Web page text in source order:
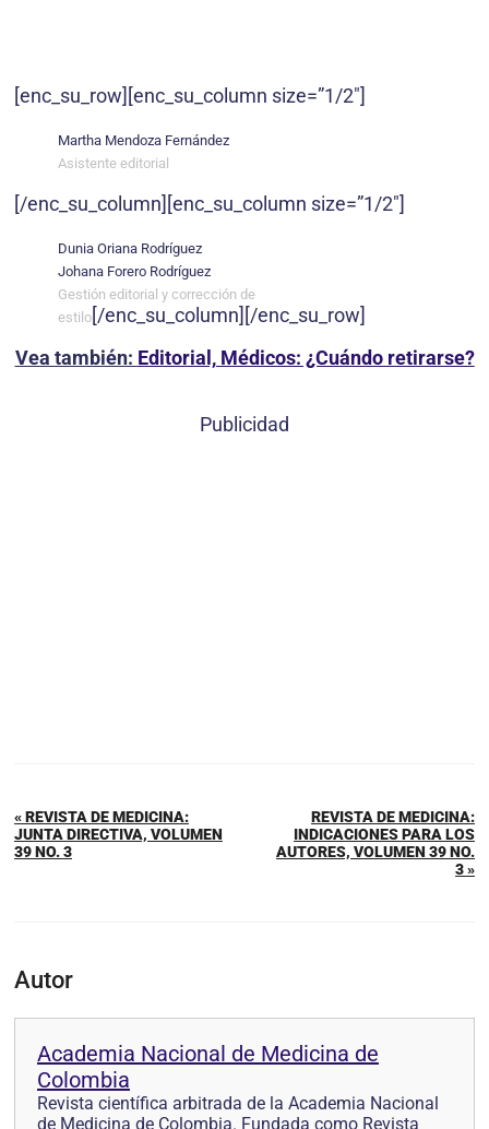
[enc_su_row][enc_su_column size=”1/2″]
Martha Mendoza Fernández
Asistente editorial
[/enc_su_column][enc_su_column size=”1/2″]
Dunia Oriana Rodríguez
Johana Forero Rodríguez
Gestión editorial y corrección de
estilo [/enc_su_column][/enc_su_row]
Vea también: Editorial, Médicos: ¿Cuándo retirarse?
Publicidad
« REVISTA DE MEDICINA:
JUNTA DIRECTIVA, VOLUMEN
39 NO. 3
REVISTA DE MEDICINA:
INDICACIONES PARA LOS
AUTORES, VOLUMEN 39 NO.
3 »
Autor
Academia Nacional de Medicina de
Colombia
Revista científica arbitrada de la Academia Nacional
de Medicina de Colombia. Fundada como Revista